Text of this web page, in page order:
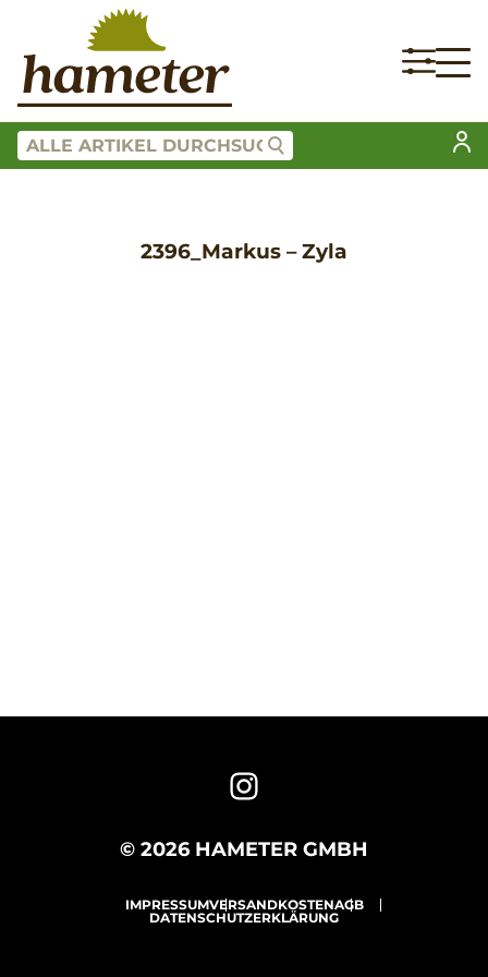
2396_Markus – Zyla
© 2026 HAMETER GMBH
IMPRESSUMVERSANDKOSTENAGB
DATENSCHUTZERKLÄRUNG